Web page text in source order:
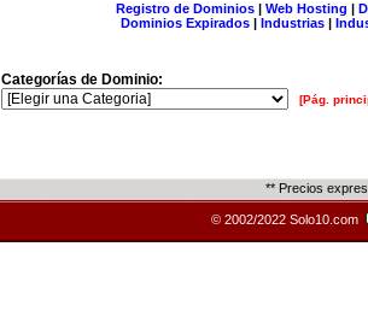
Registro de Dominios| Web Hosting |
Dominios Expirados | Industrias |
Categorías de Dominio:
[Pág.
** Precios
© 2002/2022 Solo10.com